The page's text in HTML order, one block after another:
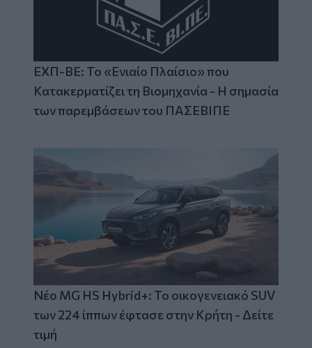
ΕΧΠ-ΒΕ: Το «Ενιαίο Πλαίσιο» που
Κατακερματίζει τη Βιομηχανία - Η σημασία
των παρεμβάσεων του ΠΑΣΕΒΙΠΕ
Νέο MG HS Hybrid+: Το οικογενειακό SUV
των 224 ίππων έφτασε στην Κρήτη - Δείτε
τιμή